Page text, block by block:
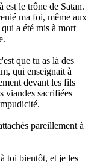
est le trône de Satan.
ma foi, même aux
a été mis à mort
que tu as là des
qui enseignait à
devant les fils
viandes sacrifiées
pareillement à
toi bientôt, et je les